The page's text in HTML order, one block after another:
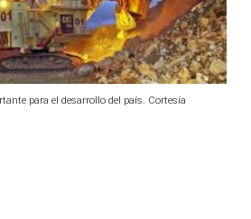
para el desarrollo del país. Cortesía